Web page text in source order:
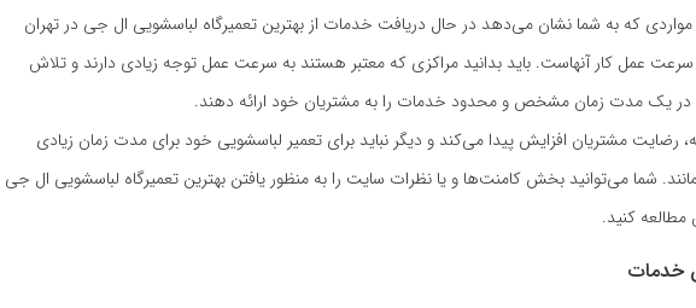
مواردی که به شما نشان می‌دهد در حال دریافت خدمات از بهترین تعمیرگاه لباسشویی ال جی در تهران
عمل کار آنهاست. باید بدانید مراکزی که معتبر هستند به سرعت عمل توجه زیادی دارند و تلاش
در یک مدت زمان مشخص و محدود خدمات را به مشتریان خود ارائه دهند.
رضایت مشتریان افزایش پیدا می‌کند و دیگر نباید برای تعمیر لباسشویی خود برای مدت زمان زیادی
شما می‌توانید بخش کامنت‌ها و یا نظرات سایت را به منظور یافتن بهترین تعمیرگاه لباسشویی ال جی
مطالعه کنید.
خدمات